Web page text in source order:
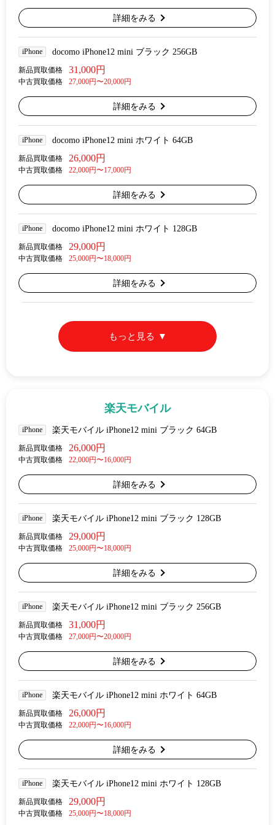
詳細をみる
iPhone docomo iPhone12 mini ブラック 256GB
新品買取価格 31,000円
中古買取価格 27,000円〜20,000円
詳細をみる
iPhone docomo iPhone12 mini ホワイト 64GB
新品買取価格 26,000円
中古買取価格 22,000円〜17,000円
詳細をみる
iPhone docomo iPhone12 mini ホワイト 128GB
新品買取価格 29,000円
中古買取価格 25,000円〜18,000円
詳細をみる
もっと見る
楽天モバイル
iPhone 楽天モバイル iPhone12 mini ブラック 64GB
新品買取価格 26,000円
中古買取価格 22,000円〜16,000円
詳細をみる
iPhone 楽天モバイル iPhone12 mini ブラック 128GB
新品買取価格 29,000円
中古買取価格 25,000円〜18,000円
詳細をみる
iPhone 楽天モバイル iPhone12 mini ブラック 256GB
新品買取価格 31,000円
中古買取価格 27,000円〜20,000円
詳細をみる
iPhone 楽天モバイル iPhone12 mini ホワイト 64GB
新品買取価格 26,000円
中古買取価格 22,000円〜16,000円
詳細をみる
iPhone 楽天モバイル iPhone12 mini ホワイト 128GB
新品買取価格 29,000円
中古買取価格 25,000円〜18,000円